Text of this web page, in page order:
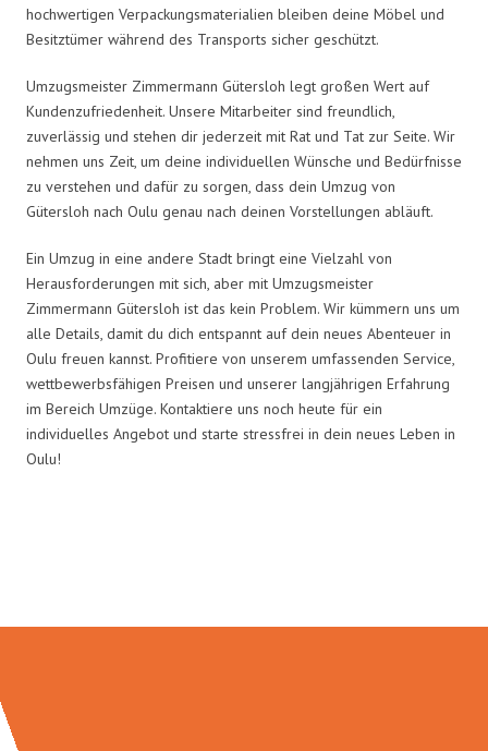
hochwertigen Verpackungsmaterialien bleiben deine Möbel und
Besitztümer während des Transports sicher geschützt.
Umzugsmeister Zimmermann Gütersloh legt großen Wert auf
Kundenzufriedenheit. Unsere Mitarbeiter sind freundlich,
zuverlässig und stehen dir jederzeit mit Rat und Tat zur Seite. Wir
nehmen uns Zeit, um deine individuellen Wünsche und Bedürfnisse
zu verstehen und dafür zu sorgen, dass dein Umzug von
Gütersloh nach Oulu genau nach deinen Vorstellungen abläuft.
Ein Umzug in eine andere Stadt bringt eine Vielzahl von
Herausforderungen mit sich, aber mit Umzugsmeister
Zimmermann Gütersloh ist das kein Problem. Wir kümmern uns um
alle Details, damit du dich entspannt auf dein neues Abenteuer in
Oulu freuen kannst. Profitiere von unserem umfassenden Service,
wettbewerbsfähigen Preisen und unserer langjährigen Erfahrung
im Bereich Umzüge. Kontaktiere uns noch heute für ein
individuelles Angebot und starte stressfrei in dein neues Leben in
Oulu!